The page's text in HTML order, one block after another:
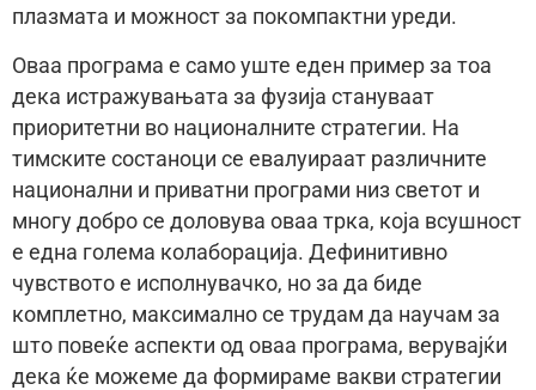
плазмата и можност за покомпактни уреди.
Оваа програма е само уште еден пример за тоа
дека истражувањата за фузија стануваат
приоритетни во националните стратегии. На
тимските состаноци се евалуираат различните
национални и приватни програми низ светот и
многу добро се доловува оваа трка, која всушност
е една голема колаборација. Дефинитивно
чувството е исполнувачко, но за да биде
комплетно, максимално се трудам да научам за
што повеќе аспекти од оваа програма, верувајќи
дека ќе можеме да формираме вакви стратегии